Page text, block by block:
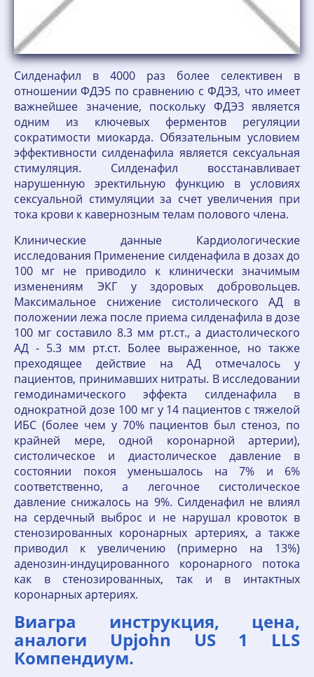
Силденафил в 4000 раз более селективен в
отношении ФДЭ5 по сравнению с ФДЭЗ, что имеет
важнейшее значение, поскольку ФДЭЗ является
одним из ключевых ферментов регуляции
сократимости миокарда. Обязательным условием
эффективности силденафила является сексуальная
стимуляция. Силденафил восстанавливает
нарушенную эректильную функцию в условиях
сексуальной стимуляции за счет увеличения при
тока крови к кавернозным телам полового члена.
Клинические данные Кардиологические
исследования Применение силденафила в дозах до
100 мг не приводило к клинически значимым
изменениям ЭКГ у здоровых добровольцев.
Максимальное снижение систолического АД в
положении лежа после приема силденафила в дозе
100 мг составило 8.3 мм рт.ст., а диастолического
АД - 5.3 мм рт.ст. Более выраженное, но также
преходящее действие на АД отмечалось у
пациентов, принимавших нитраты. В исследовании
гемодинамического эффекта силденафила в
однократной дозе 100 мг у 14 пациентов с тяжелой
ИБС (более чем у 70% пациентов был стеноз, по
крайней мере, одной коронарной артерии),
систолическое и диастолическое давление в
состоянии покоя уменьшалось на 7% и 6%
соответственно, а легочное систолическое
давление снижалось на 9%. Силденафил не влиял
на сердечный выброс и не нарушал кровоток в
стенозированных коронарных артериях, а также
приводил к увеличению (примерно на 13%)
аденозин-индуцированного коронарного потока
как в стенозированных, так и в интактных
коронарных артериях.
Виагра инструкция, цена,
аналоги Upjohn US 1 LLS
Компендиум.